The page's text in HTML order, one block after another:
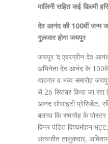
मालिनी सहित कई फ़िल्मी
देव आनंद की 100वीं जन्म
गुलजार होगा जयपुर
जयपुर ‘द एवरग्रीन देव आनंद
अभिनेता देव आनंद के
यादगार व भव्य समारोह
से 26 सितंबर किया जा रहा
आनंद सोसाइटी प्रेसिडेंट,
बताया कि समारोह के
विनर पंडित विश्वमोहन
सत्यजीत तालुकदार,